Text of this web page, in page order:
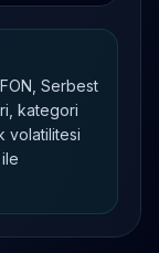
Serbest
kategori
volatilitesi